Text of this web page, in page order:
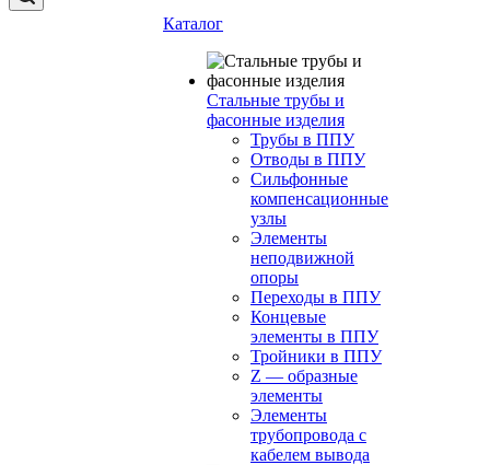
Каталог
Стальные трубы и
фасонные изделия
Трубы в ППУ
Отводы в ППУ
Сильфонные
компенсационные
узлы
Элементы
неподвижной
опоры
Переходы в ППУ
Концевые
элементы в ППУ
Тройники в ППУ
Z — образные
элементы
Элементы
трубопровода с
кабелем вывода